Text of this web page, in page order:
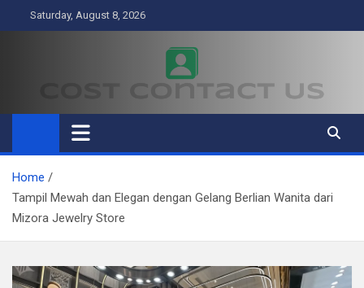
to
Saturday, August 8, 2026
Cost Contact Us
Business
Home
Tampil Mewah dan Elegan dengan Gelang Berlian Wanita dari
Mizora Jewelry Store